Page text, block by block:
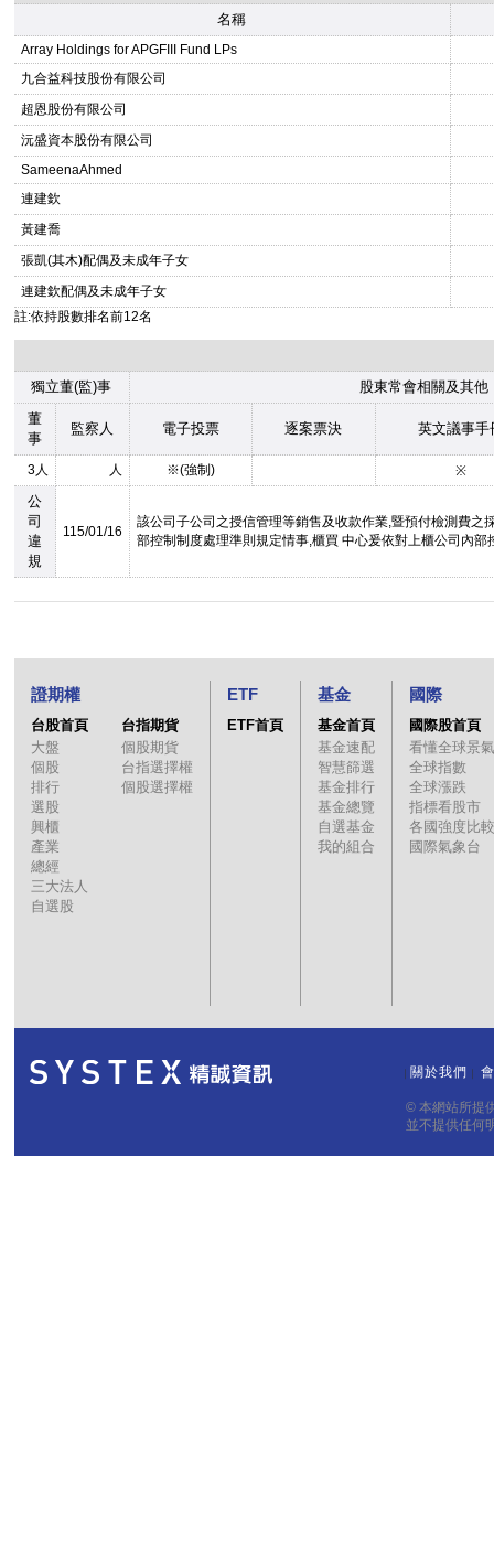
名稱
Array Holdings for APGFIII Fund LPs
九合益科技股份有限公司
超恩股份有限公司
沅盛資本股份有限公司
SameenaAhmed
連建欽
黃建喬
張凱(其木)配偶及未成年子女
連建欽配偶及未成年子女
註:依持股數排名前12名
獨立董(監)事
股東常會相關及其他
董
事
監察人 電子投票 逐案票決 英文議事手
3人 人 ※(強制) ※
公
司
違
規
115/01/16
該公司子公司之授信管理等銷售及收款作業,暨預付檢測費
部控制制度處理準則規定情事,櫃買 中心爰依對上櫃公司內
證期權
台股首頁
大盤
個股
排行
選股
興櫃
產業
總經
三大法人
自選股
台指期貨
個股期貨
台指選擇權
個股選擇權
ETF
ETF首頁
基金
基金首頁
基金速配
智慧篩選
基金排行
基金總覽
自選基金
我的組合
國際
國際股首頁
看懂全球景氣
全球指數
全球漲跌
指標看股市
各國強度比較
國際氣象台
關於我們
© 本網站所提
並不提供任何